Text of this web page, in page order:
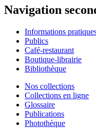
Navigation
Informations
Publics
Café-restaurant
Boutique-librairie
Bibliothèque
Nos collections
Collections en ligne
Glossaire
Publications
Photothèque